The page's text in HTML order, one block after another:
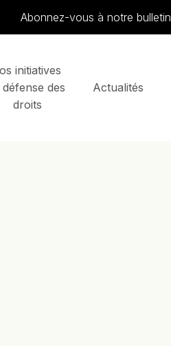
Abonnez-vous à notre bulletin
initiatives
défense des
droits
Actualités